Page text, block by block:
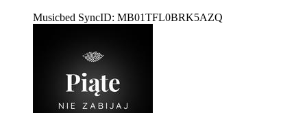
Musicbed SyncID: MB01TFL0BRK5AZQ